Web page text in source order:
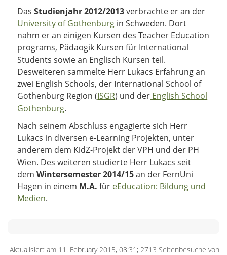
DasStudienjahr 2012/2013verbrachte er an der
University of Gothenburg in Schweden. Dort
nahm er an einigen Kursen des Teacher Education
programs, Pädaogik Kursen für International
Students sowie an Englisch Kursen teil.
Desweiteren sammelte Herr Lukacs Erfahrung an
zwei English Schools, der International School of
Gothenburg Region (ISGR) und der English School
Gothenburg.
Nach seinem Abschluss engagierte sich Herr
Lukacs in diversen e-Learning Projekten, unter
anderem dem KidZ-Projekt der VPH und der PH
Wien. Des weiteren studierte Herr Lukacs seit
demWintersemester 2014/15an der FernUni
Hagen in einem M.A. für eEducation: Bildung und
Medien.
Aktualisiert am 11. February 2015, 08:31; 2713 Seitenbesuche von